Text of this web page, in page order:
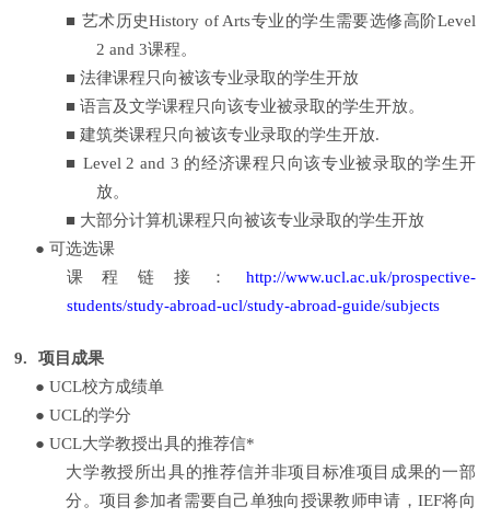
■ 艺术历史History of Arts专业的学生需要选修高阶Level
2 and 3课程。
■ 法律课程只向被该专业录取的学生开放
■ 语言及文学课程只向该专业被录取的学生开放。
■ 建筑类课程只向被该专业录取的学生开放.
■ Level 2 and 3 的经济课程只向该专业被录取的学生开
放。
■ 大部分计算机课程只向被该专业录取的学生开放
● 可选选课
课程链接： http://www.ucl.ac.uk/prospective-
students/study-abroad-ucl/study-abroad-guide/subjects
9.
项目成果
● UCL校方成绩单
● UCL的学分
● UCL大学教授出具的推荐信*
大学教授所出具的推荐信并非项目标准项目成果的一部
分。项目参加者需要自己单独向授课教师申请， IEF将向